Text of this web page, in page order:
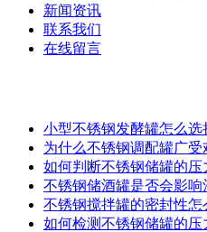
新闻资讯
联系我们
在线留言
小型不锈钢发酵罐怎么选
为什么不锈钢调配罐广受
如何判断不锈钢储罐的压
不锈钢储酒罐是否会影响
不锈钢搅拌罐的密封性怎
如何检测不锈钢储罐的压